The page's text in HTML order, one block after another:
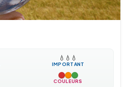
💧 💧 💧
IMPORTANT
COULEURS